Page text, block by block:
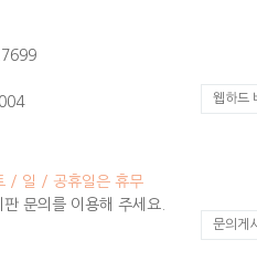
웹하드
/ 일 / 공휴일은 휴무
문의를 이용해 주세요.
문의게